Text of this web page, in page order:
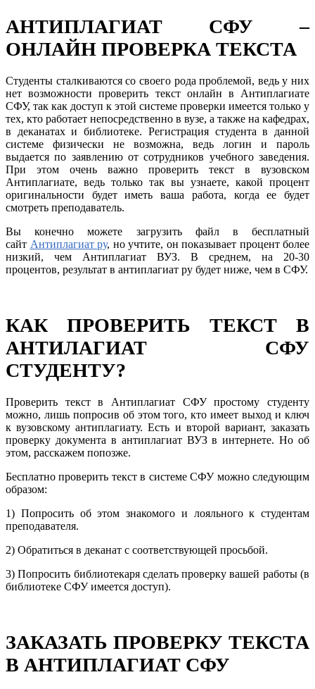
АНТИПЛАГИАТ СФУ –
ОНЛАЙН ПРОВЕРКА ТЕКСТА
Студенты сталкиваются со своего рода проблемой, ведь у них
нет возможности проверить текст онлайн в Антиплагиате
СФУ, так как доступ к этой системе проверки имеется только у
тех, кто работает непосредственно в вузе, а также на кафедрах,
в деканатах и библиотеке. Регистрация студента в данной
системе физически не возможна, ведь логин и пароль
выдается по заявлению от сотрудников учебного заведения.
При этом очень важно проверить текст в вузовском
Антиплагиате, ведь только так вы узнаете, какой процент
оригинальности будет иметь ваша работа, когда ее будет
смотреть преподаватель.
Вы конечно можете загрузить файл в бесплатный
сайт Антиплагиат ру, но учтите, он показывает процент более
низкий, чем Антиплагиат ВУЗ. В среднем, на 20-30
процентов, результат в антиплагиат ру будет ниже, чем в СФУ.
КАК ПРОВЕРИТЬ ТЕКСТ В
АНТИЛАГИАТ СФУ
СТУДЕНТУ?
Проверить текст в Антиплагиат СФУ простому студенту
можно, лишь попросив об этом того, кто имеет выход и ключ
к вузовскому антиплагиату. Есть и второй вариант, заказать
проверку документа в антиплагиат ВУЗ в интернете. Но об
этом, расскажем попозже.
Бесплатно проверить текст в системе СФУ можно следующим
образом:
1) Попросить об этом знакомого и лояльного к студентам
преподавателя.
2) Обратиться в деканат с соответствующей просьбой.
3) Попросить библиотекаря сделать проверку вашей работы (в
библиотеке СФУ имеется доступ).
ЗАКАЗАТЬ ПРОВЕРКУ ТЕКСТА
В АНТИПЛАГИАТ СФУ